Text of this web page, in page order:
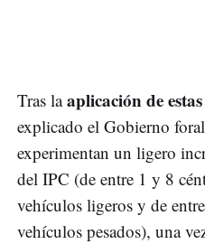
Tras laaplicación de
explicado el Gobierno
experimentan un ligero
del IPC (de entre 1 y 8
vehículos ligeros y de
vehículos pesados), una